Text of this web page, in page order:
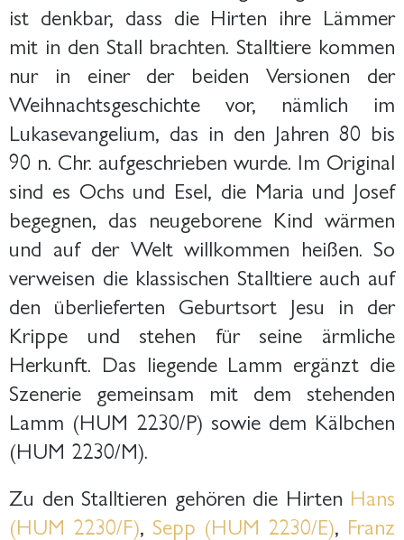
ist denkbar, dass die Hirten ihre Lämmer
mit in den Stall brachten. Stalltiere kommen
nur in einer der beiden Versionen der
Weihnachtsgeschichte vor, nämlich im
Lukasevangelium, das in den Jahren 80 bis
90 n. Chr. aufgeschrieben wurde. Im Original
sind es Ochs und Esel, die Maria und Josef
begegnen, das neugeborene Kind wärmen
und auf der Welt willkommen heißen. So
verweisen die klassischen Stalltiere auch auf
den überlieferten Geburtsort Jesu in der
Krippe und stehen für seine ärmliche
Herkunft. Das liegende Lamm ergänzt die
Szenerie gemeinsam mit dem stehenden
Lamm (HUM 2230/P) sowie dem Kälbchen
(HUM 2230/M).
Zu den Stalltieren gehören die Hirten Hans
(HUM 2230/F), Sepp (HUM 2230/E), Franz